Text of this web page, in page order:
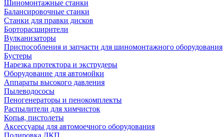
Шиномонтажные станки
Балансировочные станки
Станки для правки дисков
Борторасширители
Вулканизаторы
Приспособления и запчасти для шиномонтажного оборудования
Бустеры
Нарезка протектора и экструдеры
Оборудование для автомойки
Аппараты высокого давления
Пылеводососы
Пеногенераторы и пенокомплекты
Распылители для химчисток
Копья, пистолеты
Аксессуары для автомоечного оборудования
Полировка ЛКП